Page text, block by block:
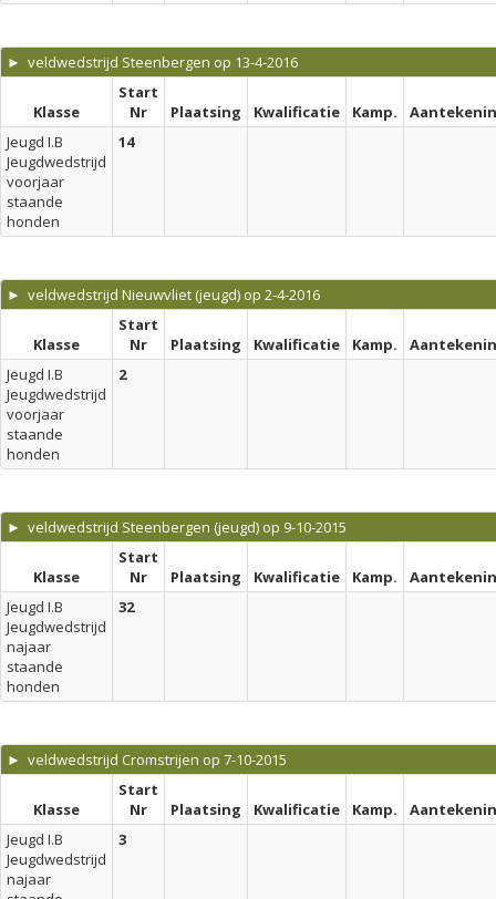
► veldwedstrijd Steenbergen op 13-4-2016
Klasse
Start
Nr
Plaatsing Kwalificatie Kamp.
Jeugd I.B
Jeugdwedstrijd
voorjaar
staande
honden
14
► veldwedstrijd Nieuwvliet (jeugd) op 2-4-2016
Klasse
Start
Nr
Plaatsing Kwalificatie Kamp.
Jeugd I.B
Jeugdwedstrijd
voorjaar
staande
honden
2
► veldwedstrijd Steenbergen (jeugd) op 9-10-2015
Klasse
Start
Nr
Plaatsing Kwalificatie Kamp.
Jeugd I.B
Jeugdwedstrijd
najaar
staande
honden
32
► veldwedstrijd Cromstrijen op 7-10-2015
Klasse
Start
Nr
Plaatsing Kwalificatie Kamp.
Jeugd I.B
Jeugdwedstrijd
najaar
3